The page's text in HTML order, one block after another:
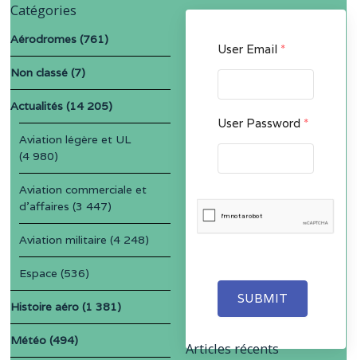
User Email *
User Password *
SUBMIT
Catégories
Aérodromes (761)
Non classé (7)
Actualités (14 205)
Aviation légère et UL
(4 980)
Aviation commerciale et
d'affaires (3 447)
Aviation militaire (4 248)
Espace (536)
Histoire aéro (1 381)
Météo (494) Articles récents